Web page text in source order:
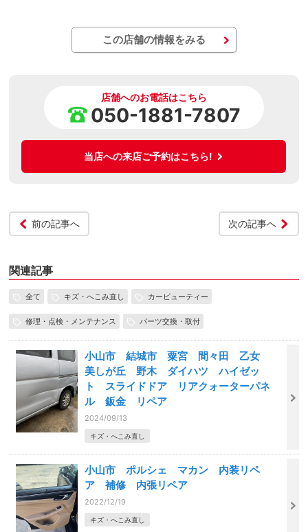
この店舗の情報をみる
店舗へのお電話はこちら
050-1881-7807
当店への来店ご予約はこちら!
前の記事へ 次の記事へ
関連記事
全て キズ・へこみ直し カービューティー
修理・点検・メンテナンス パーツ交換・取付
小山市 結城市 粟宮 間々田 乙女
美しが丘 野木 ダイハツ ハイゼッ
ト スライドドア リアクォーターパネ
ル 鈑金 リペア
2024/09/13
キズ・へこみ直し
小山市 ポルシェ マカン 内装リペ
ア 補修 内張リペア
2022/12/19
キズ・へこみ直し